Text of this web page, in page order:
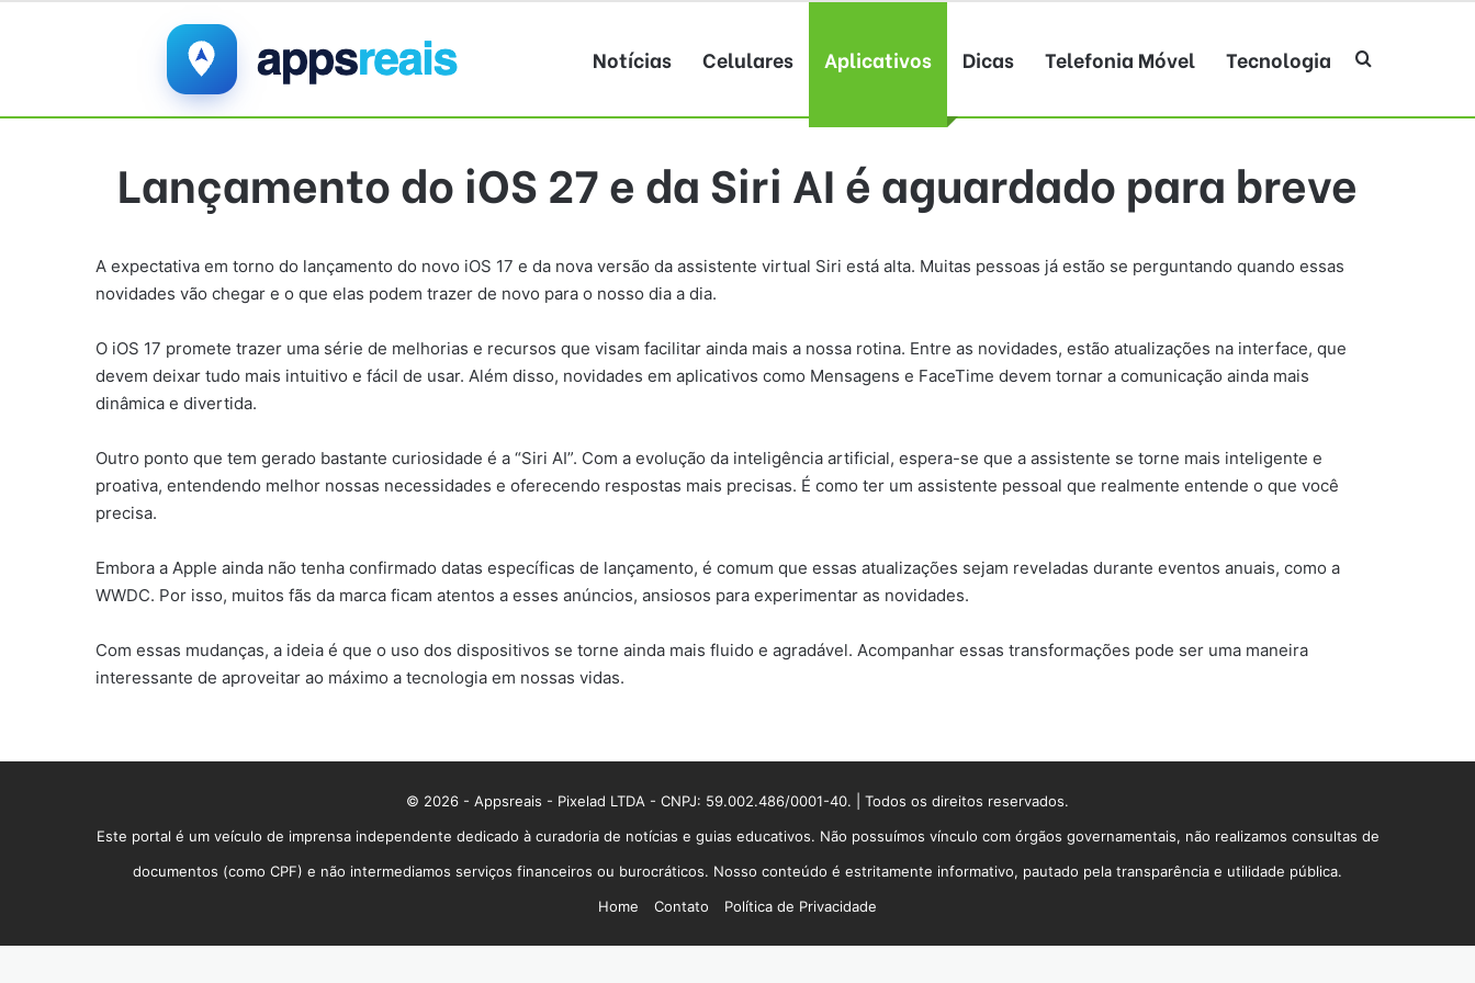
Notícias Celulares Aplicativos Dicas Telefonia Móvel Tecnologia Procurar por
Lançamento do iOS 27 e da Siri AI é aguardado para breve
A expectativa em torno do lançamento do novo iOS 17 e da nova versão da assistente virtual Siri está alta. Muitas pessoas já estão se perguntando quando essas
novidades vão chegar e o que elas podem trazer de novo para o nosso dia a dia.
O iOS 17 promete trazer uma série de melhorias e recursos que visam facilitar ainda mais a nossa rotina. Entre as novidades, estão atualizações na interface, que
devem deixar tudo mais intuitivo e fácil de usar. Além disso, novidades em aplicativos como Mensagens e FaceTime devem tornar a comunicação ainda mais
dinâmica e divertida.
Outro ponto que tem gerado bastante curiosidade é a “Siri AI”. Com a evolução da inteligência artificial, espera-se que a assistente se torne mais inteligente e
proativa, entendendo melhor nossas necessidades e oferecendo respostas mais precisas. É como ter um assistente pessoal que realmente entende o que você
precisa.
Embora a Apple ainda não tenha confirmado datas específicas de lançamento, é comum que essas atualizações sejam reveladas durante eventos anuais, como a
WWDC. Por isso, muitos fãs da marca ficam atentos a esses anúncios, ansiosos para experimentar as novidades.
Com essas mudanças, a ideia é que o uso dos dispositivos se torne ainda mais fluido e agradável. Acompanhar essas transformações pode ser uma maneira
interessante de aproveitar ao máximo a tecnologia em nossas vidas.
© 2026 - Appsreais - Pixelad LTDA - CNPJ: 59.002.486/0001-40. | Todos os direitos reservados.
Este portal é um veículo de imprensa independente dedicado à curadoria de notícias e guias educativos. Não possuímos vínculo com órgãos governamentais, não realizamos consultas de
documentos (como CPF) e não intermediamos serviços financeiros ou burocráticos. Nosso conteúdo é estritamente informativo, pautado pela transparência e utilidade pública.
Home
Contato Política de Privacidade